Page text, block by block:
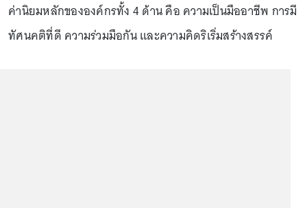
ค่านิยมหลักขององค์กรทั้ง 4 ด้าน คือ ความเป็นมืออาชีพ การมี
ทัศนคติที่ดี ความร่วมมือกัน และความคิดริเริ่มสร้างสรรค์